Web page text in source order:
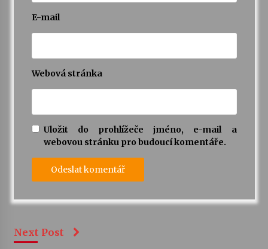
E-mail
Webová stránka
Uložit do prohlížeče jméno, e-mail a
webovou stránku pro budoucí komentáře.
Next Post